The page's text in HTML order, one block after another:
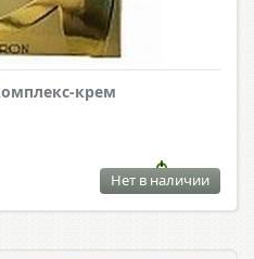
крем
Нет в наличии